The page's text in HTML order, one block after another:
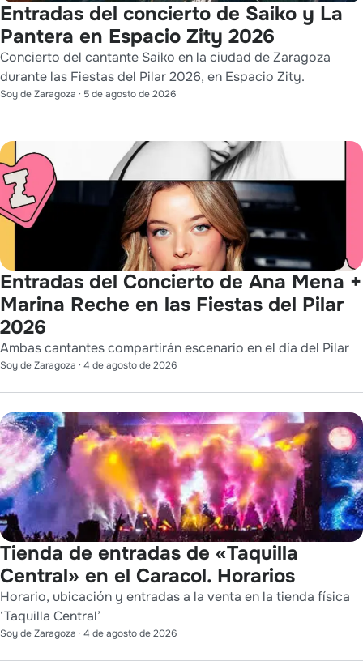
Entradas del concierto de Saiko y La
Pantera en Espacio Zity 2026
Concierto del cantante Saiko en la ciudad de Zaragoza
durante las Fiestas del Pilar 2026, en Espacio Zity.
Soy de Zaragoza · 5 de agosto de 2026
Entradas del Concierto de Ana Mena +
Marina Reche en las Fiestas del Pilar
2026
Ambas cantantes compartirán escenario en el día del Pilar
Soy de Zaragoza · 4 de agosto de 2026
Tienda de entradas de «Taquilla
Central» en el Caracol. Horarios
Horario, ubicación y entradas a la venta en la tienda física
‘Taquilla Central’
Soy de Zaragoza · 4 de agosto de 2026